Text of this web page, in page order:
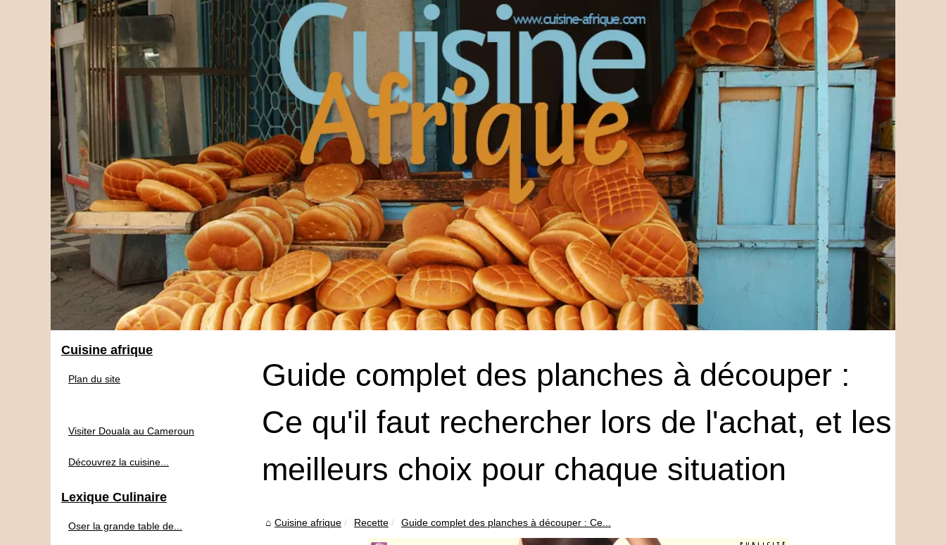
Guide complet des planches à découper :
Ce qu'il faut rechercher lors de l'achat, et les
meilleurs choix pour chaque situation
Cuisine afrique Recette Guide complet des planches à découper : Ce...
Cuisine afrique
Plan du site
Visiter Douala au Cameroun
Découvrez la cuisine...
Lexique Culinaire
Oser la grande table de...